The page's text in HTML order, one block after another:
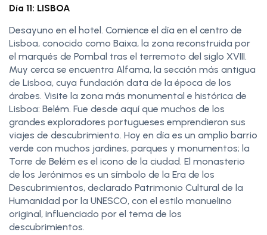
Día 11: LISBOA
Desayuno en el hotel. Comience el día en el centro de
Lisboa, conocido como Baixa, la zona reconstruida por
el marqués de Pombal tras el terremoto del siglo XVIII.
Muy cerca se encuentra Alfama, la sección más antigua
de Lisboa, cuya fundación data de la época de los
árabes. Visite la zona más monumental e histórica de
Lisboa: Belém. Fue desde aquí que muchos de los
grandes exploradores portugueses emprendieron sus
viajes de descubrimiento. Hoy en día es un amplio barrio
verde con muchos jardines, parques y monumentos; la
Torre de Belém es el icono de la ciudad. El monasterio
de los Jerónimos es un símbolo de la Era de los
Descubrimientos, declarado Patrimonio Cultural de la
Humanidad por la UNESCO, con el estilo manuelino
original, influenciado por el tema de los
descubrimientos.